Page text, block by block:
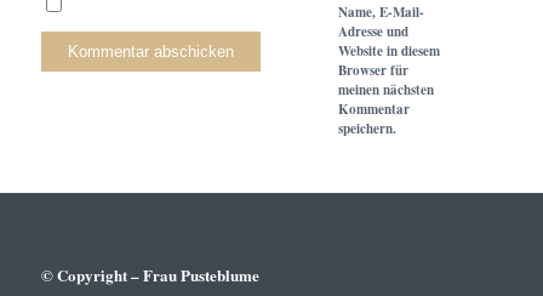
Name, E-Mail-
Adresse und
Website in diesem
Browser für
meinen nächsten
Kommentar
speichern.
© Copyright – Frau Pusteblume